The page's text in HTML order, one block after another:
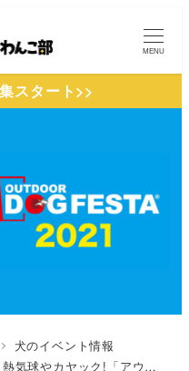
MENU
スタート>>
犬のイベント情報
」（富士見高原リゾート）特別な夏の思い出をつくりに行こう！